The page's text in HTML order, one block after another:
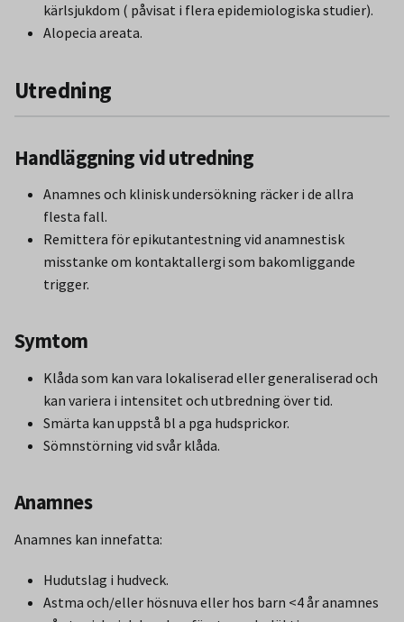
kärlsjukdom ( påvisat i flera epidemiologiska studier).
Alopecia areata.
Utredning
Handläggning vid utredning
Anamnes och klinisk undersökning räcker i de allra
flesta fall.
Remittera för epikutantestning vid anamnestisk
misstanke om kontaktallergi som bakomliggande
trigger.
Symtom
Klåda som kan vara lokaliserad eller generaliserad och
kan variera i intensitet och utbredning över tid.
Smärta kan uppstå bl a pga hudsprickor.
Sömnstörning vid svår klåda.
Anamnes
Anamnes kan innefatta:
Hudutslag i hudveck.
Astma och/eller hösnuva eller hos barn <4 år anamnes